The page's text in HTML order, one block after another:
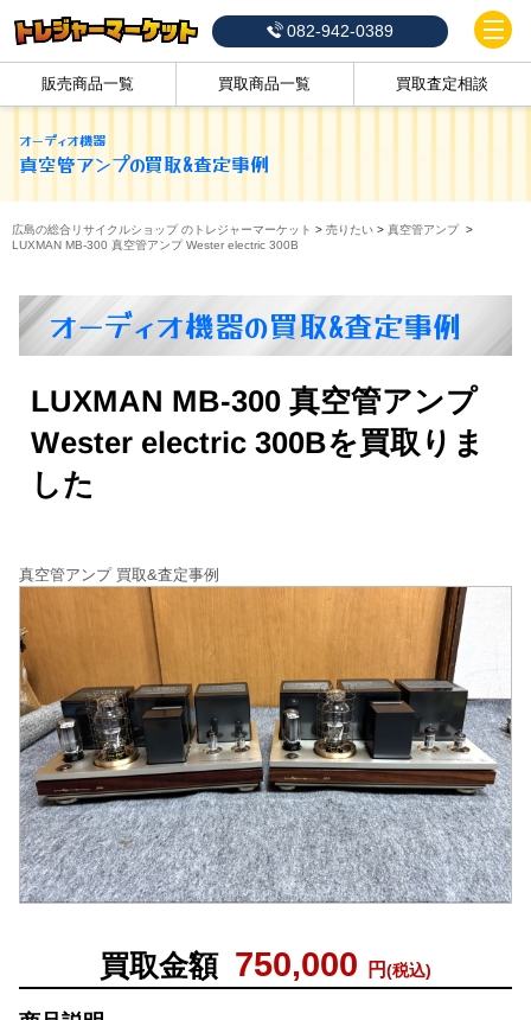
082-942-0389
販売商品一覧 買取商品一覧 買取査定相談
オーディオ機器
真空管アンプの買取&査定事例
広島の総合リサイクルショップ のトレジャーマーケット > 売りたい > 真空管アンプ >
LUXMAN MB-300 真空管アンプ Wester electric 300B
オーディオ機器の買取&査定事例
LUXMAN MB-300 真空管アンプ
Wester electric 300Bを買取りま
した
買取金額 750,000 円(税込)
真空管アンプ 買取&査定事例